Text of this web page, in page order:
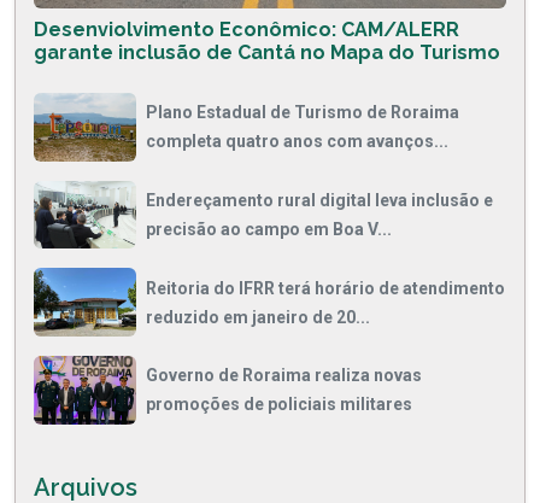
Desenviolvimento Econômico: CAM/ALERR
garante inclusão de Cantá no Mapa do Turismo
Plano Estadual de Turismo de Roraima
completa quatro anos com avanços...
Endereçamento rural digital leva inclusão e
precisão ao campo em Boa V...
Reitoria do IFRR terá horário de atendimento
reduzido em janeiro de 20...
Governo de Roraima realiza novas
promoções de policiais militares
Arquivos